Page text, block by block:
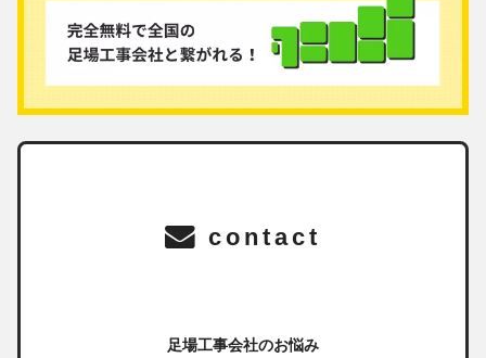
contact
足場工事会社のお悩み